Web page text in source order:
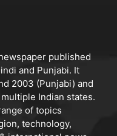
published
and Punjabi. It
2003 (Punjabi) and
Indian states.
of topics
technology,